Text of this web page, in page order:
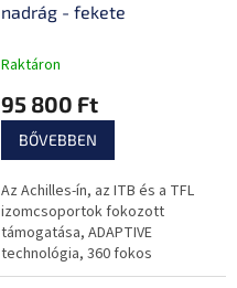
nadrág - fekete
Raktáron
95 800 Ft
BŐVEBBEN
Az Achilles-ín, az ITB és a TFL
izomcsoportok fokozott
támogatása, ADAPTIVE
technológia, 360 fokos
fényvisszaverődés, széles és